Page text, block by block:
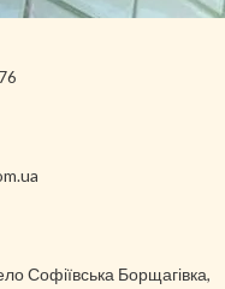
Софіївська Борщагівка,